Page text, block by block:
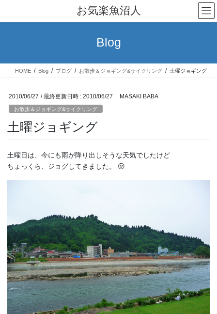
テ
ス
ゲ
ン
お気楽魚沼人
Blog
HOME Blog ブログ お散歩＆ジョギング&サイクリング 土曜ジョギング
2010/06/27 / 最終更新日時 : 2010/06/27 MASAKI BABA
お散歩＆ジョギング&サイクリング
土曜ジョギング
土曜日は、今にも雨が降り出しそうな天気でしたけど
ちょっくら、ジョグしてきました。 😛